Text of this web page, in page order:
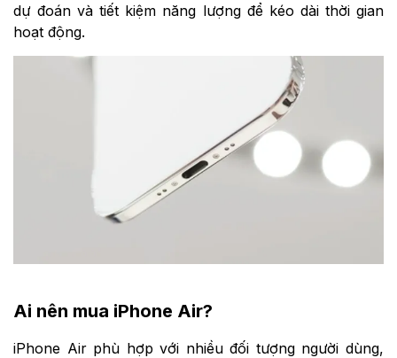
dự đoán và tiết kiệm năng lượng để kéo dài thời gian
hoạt động.
Ai nên mua iPhone Air?
iPhone Air phù hợp với nhiều đối tượng người dùng,